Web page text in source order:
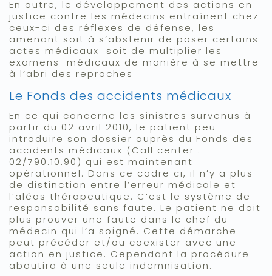
En outre, le développement des actions en
justice contre les médecins entraînent chez
ceux-ci des réflexes de défense, les
amenant soit à s’abstenir de poser certains
actes médicaux soit de multiplier les
examens médicaux de manière à se mettre
à l’abri des reproches
Le Fonds des accidents médicaux
En ce qui concerne les sinistres survenus à
partir du 02 avril 2010, le patient peu
introduire son dossier auprès du Fonds des
accidents médicaux (Call center :
02/790.10.90) qui est maintenant
opérationnel. Dans ce cadre ci, il n’y a plus
de distinction entre l’erreur médicale et
l’aléas thérapeutique. C’est le système de
responsabilité sans faute. Le patient ne doit
plus prouver une faute dans le chef du
médecin qui l’a soigné. Cette démarche
peut précéder et/ou coexister avec une
action en justice. Cependant la procédure
aboutira à une seule indemnisation.